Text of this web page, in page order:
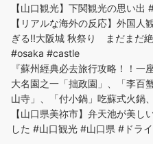
【山口観光】下関観光の思い
【リアルな海外の反応】外国
ぎる!!大阪城 秋祭り まだまだ
#osaka #castle
『蘇州經典必去旅行攻略！！一
大名園之一「拙政園」、「李百
山寺」、「付小鍋」吃蘇式火鍋
【山口県美祢市】弁天池が美し
した #山口観光 #山口県 #ドラ